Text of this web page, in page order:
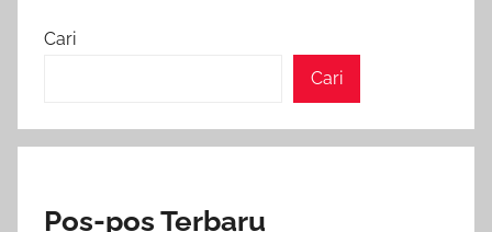
Cari
Cari
Pos-pos Terbaru